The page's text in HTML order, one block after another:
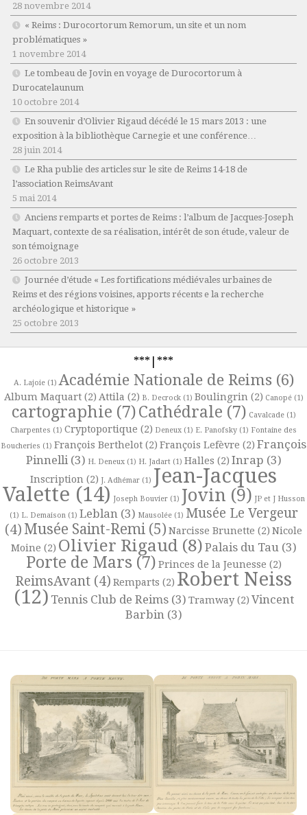
28 novembre 2014
« Reims : Durocortorum Remorum, un site et un nom
problématiques »
1 novembre 2014
Le tombeau de Jovin en voyage de Durocortorum à
Durocatelaunum
10 octobre 2014
En souvenir d’Olivier Rigaud décédé le 15 mars 2013 : une
exposition à la bibliothèque Carnegie et une conférence…
28 juin 2014
Le Rha publie des articles sur le site de Reims 14-18 de
l’association ReimsAvant
5 mai 2014
Anciens remparts et portes de Reims : l’album de Jacques-Joseph
Maquart, contexte de sa réalisation, intérêt de son étude, valeur de
son témoignage
26 octobre 2013
Journée d’étude « Les fortifications médiévales urbaines de
Reims et des régions voisines, apports récents e la recherche
archéologique et historique »
25 octobre 2013
***|***
A. Lajoie(1) Académie Nationale de Reims (6)
Album Maquart(2) Attila (2) B. Decrock(1) Boulingrin(2) Canopé(1)
cartographie (7)Cathédrale (7) Cavalcade(1)
Charpentes (1) Cryptoportique (2) Deneux (1) E. Panofsky (1) Fontaine des
Boucheries (1) François Berthelot (2) François Lefèvre (2) François
Pinnelli(3) H. Deneux(1) H. Jadart(1) Halles (2) Inrap (3)
Inscription (2) J. Adhémar (1) Jean-Jacques
Valette (14) Joseph Bouvier(1) Jovin (9) JP et J Husson
(1) L. Demaison(1) Leblan(3) Mausolée(1) Musée Le Vergeur
(4) Musée Saint-Remi (5) Narcisse Brunette (2) Nicole
Moine (2) Olivier Rigaud(8) Palais du Tau(3)
Porte de Mars(7) Princes de la Jeunesse (2)
ReimsAvant (4) Remparts (2) Robert Neiss
(12) Tennis Club de Reims(3) Tramway(2) Vincent
Barbin(3)